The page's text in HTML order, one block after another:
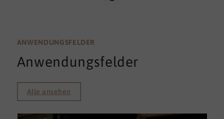
ANWENDUNGSFELDER
Anwendungsfelder
Alle ansehen